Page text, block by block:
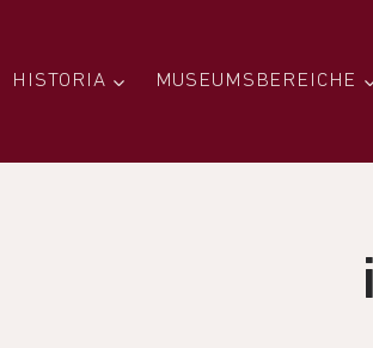
HISTORIA MUSEUMSBEREICHE